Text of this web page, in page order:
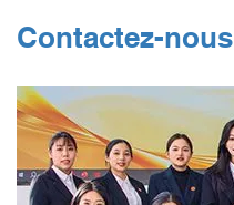
Contactez-nous